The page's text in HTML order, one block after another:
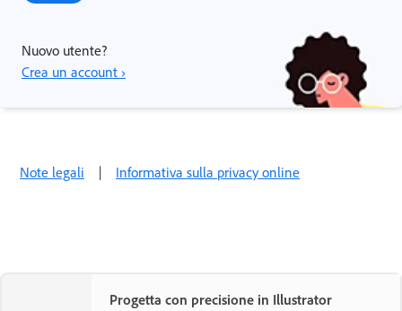
Nuovo utente?
Crea un account ›
Note legali | Informativa sulla privacy online
Progetta con precisione in Illustrator